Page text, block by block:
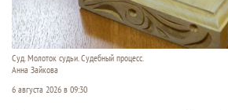
Суд. Молоток судьи. Судебный процесс.
Анна Зайкова
6 августа 2026 в 09:30